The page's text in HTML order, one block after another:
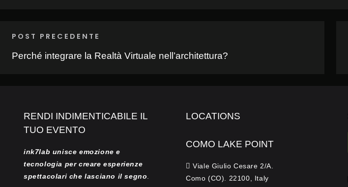
POST PRECEDENTE
Perché integrare la Realtà Virtuale nell’architettura?
RENDI INDIMENTICABILE IL
TUO EVENTO
ink7lab unisce emozione e
tecnologia per creare esperienze
spettacolari che lasciano il segno
LOCATIONS
COMO LAKE POINT
Viale Giulio Cesare 2/A.
Como (CO). 22100, Italy